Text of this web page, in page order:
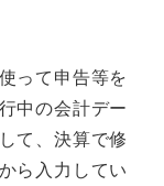
って申告等を
中の会計デー
て、決算で修
ら入力してい